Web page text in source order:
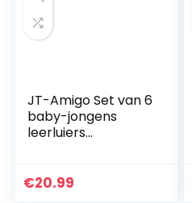
JT-Amigo Set van 6
baby-jongens
leerluiers
schoon te maken
€20.99